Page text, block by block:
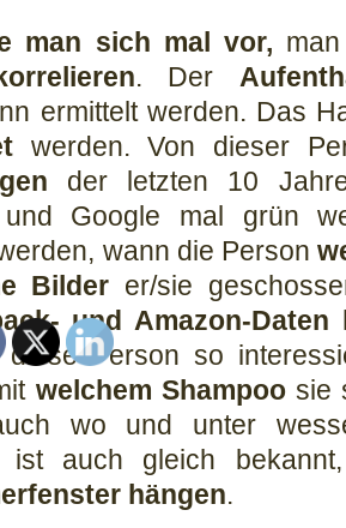
man sich mal vor,
. Der
ermittelt werden. Das
werden. Von dieser
der letzten 10
und Google mal grün
wann die Person
Bilder er/sie
und Amazon-Daten
diese Person so
welchem Shampoosie
wo und unter
ist auch gleich
hängen.